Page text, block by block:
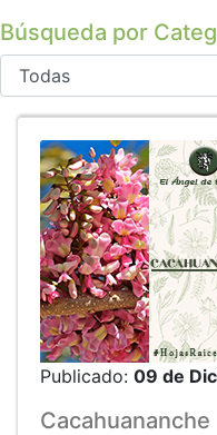
Búsqueda por
Publicado: 09 de
Cacahuananche